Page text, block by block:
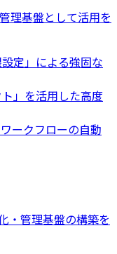
理基盤として活用を
定」による強固な
」を活用した高度
ークフローの自動
・管理基盤の構築を